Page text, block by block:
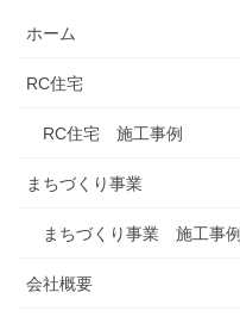
ホーム
RC住宅
RC住宅 施工事例
まちづくり事業
まちづくり事業 施工事例
会社概要